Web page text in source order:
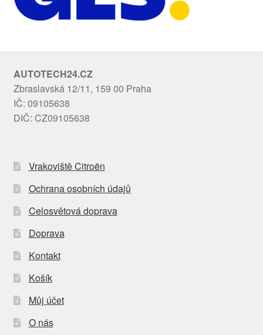
AUTOTECH24.CZ
Zbraslavská 12/11, 159 00 Praha
IČ: 09105638
DIČ: CZ09105638
Vrakoviště Citroën
Ochrana osobních údajů
Celosvětová doprava
Doprava
Kontakt
Košík
Můj účet
O nás